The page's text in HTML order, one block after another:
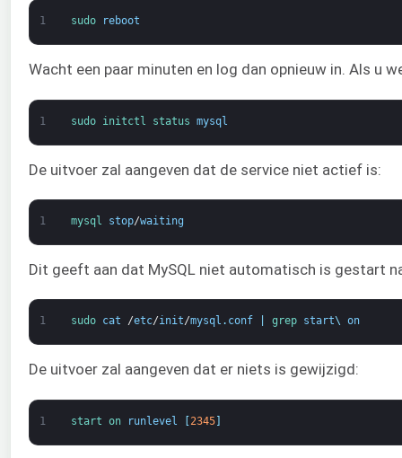
1 sudo reboot
Wacht een paar minuten en log dan opnieuw in. Als u
1 sudo initctl status mysql
De uitvoer zal aangeven dat de service niet actief is:
1 mysql stop/waiting
Dit geeft aan dat MySQL niet automatisch is gestart
1 sudo cat /etc/init/mysql . conf grep start\ on
De uitvoer zal aangeven dat er niets is gewijzigd:
1 start on runlevel [2345]